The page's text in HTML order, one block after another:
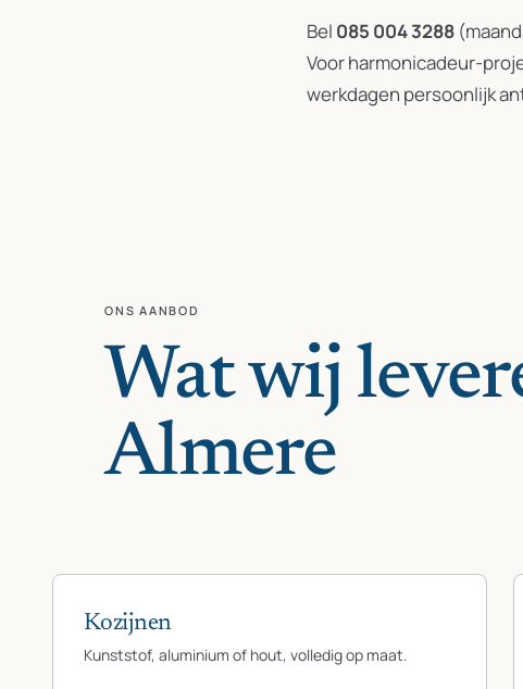
Bel 085 004 3288
Voor harmonicadeur-
werkdagen persoonlijk
ONS AANBOD
Wat wij
Almere
Kozijnen
Kunststof, aluminium of hout, volledig op maat.